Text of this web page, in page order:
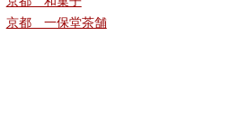
京都 一保堂茶舗